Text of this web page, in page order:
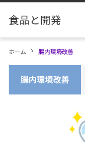
ホーム 腸内環境改善
腸内環境改善